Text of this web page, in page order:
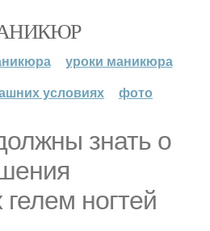
уроки маникюра
условиях
фото
знать о
ногтей